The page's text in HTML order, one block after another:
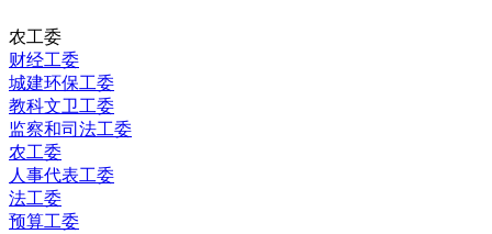
农工委
财经工委
城建环保工委
教科文卫工委
监察和司法工委
农工委
人事代表工委
法工委
预算工委